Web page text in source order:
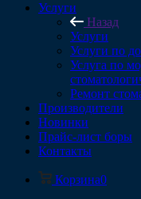
Услуги
Назад
Услуги
Услуги по
Услуга по
Ремонт
Производители
Новинки
Прайс-лист боры
Контакты
Корзина0